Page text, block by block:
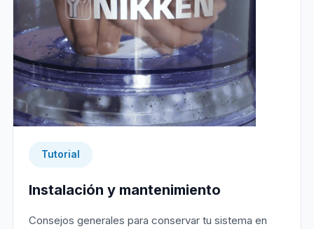
Tutorial
Instalación y mantenimiento
Consejos generales para conservar tu sistema en